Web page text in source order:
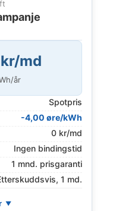
md
år
Spotpris
-4,00 øre/kWh
0 kr/md
Ingen bindingstid
1 mnd. prisgaranti
1 md.